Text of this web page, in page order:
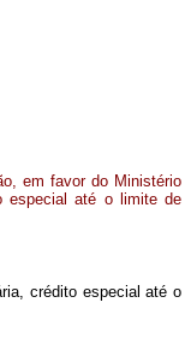
em favor do Ministério
especial até o limite de
crédito especial até o